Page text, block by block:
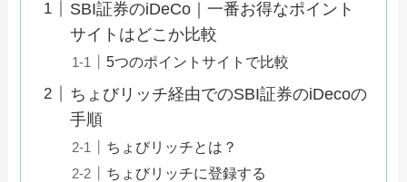
SBI証券のiDeCo｜一番お得なポイント
サイトはどこか比較
5つのポイントサイトで比較
ちょびリッチ経由でのSBI証券のiDecoの
手順
ちょびリッチとは？
ちょびリッチに登録する